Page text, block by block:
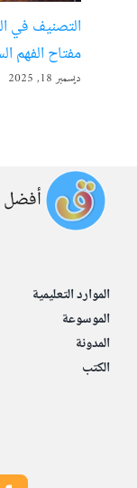
التصنيف في
مفتاح الفهم
ديسمبر 18, 2025
أفضل
الموارد التعليمية
الموسوعة
المدونة
الكتب